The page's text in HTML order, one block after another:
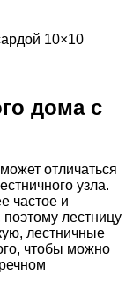
10×10
дома с
отличаться
узла.
частое и
лестницу
лестничные
чтобы можно